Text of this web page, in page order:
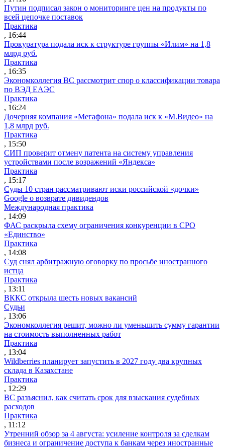
Путин подписал закон о мониторинге цен на продукты по
всей цепочке поставок
Практика
, 16:44
Прокуратура подала иск к структуре группы «Илим» на 1,8
млрд руб.
Практика
, 16:35
Экономколлегия ВС рассмотрит спор о классификации товара
по ВЭД ЕАЭС
Практика
, 16:24
Дочерняя компания «Мегафона» подала иск к «М.Видео» на
1,8 млрд руб.
Практика
, 15:50
СИП проверит отмену патента на систему управления
устройствами после возражений «Яндекса»
Практика
, 15:17
Суды 10 стран рассматривают иски российской «дочки»
Google о возврате дивидендов
Международная практика
, 14:09
ФАС раскрыла схему ограничения конкуренции в СРО
«Единство»
Практика
, 14:08
Суд снял арбитражную оговорку по просьбе иностранного
истца
Практика
, 13:11
ВККС открыла шесть новых вакансий
Судьи
, 13:06
Экономколлегия решит, можно ли уменьшить сумму гарантии
на стоимость выполненных работ
Практика
, 13:04
Wildberries планирует запустить в 2027 году два крупных
склада в Казахстане
Практика
, 12:29
ВС разъяснил, как считать срок для взыскания судебных
расходов
Практика
, 11:12
Утренний обзор за 4 августа: усиление контроля за сделкам
бизнеса и ограничение доступа к банкам через иностранные